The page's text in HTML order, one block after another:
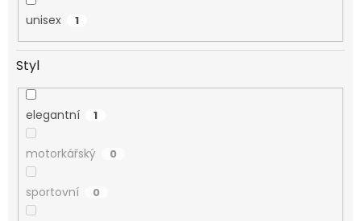
unisex 1
Styl
elegantní 1
motorkářský 0
sportovní 0